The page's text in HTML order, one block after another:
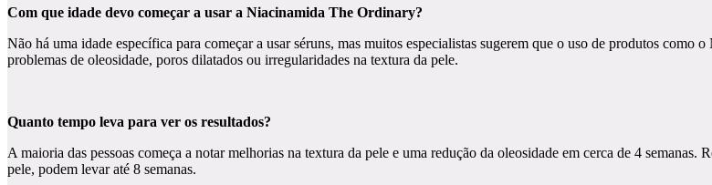
Com que idade devo começar a usar a Niacinamida The Ordinary?
Não há uma idade específica para começar a usar séruns, mas muitos especialistas sugerem que o uso de produtos
problemas de oleosidade, poros dilatados ou irregularidades na textura da pele.
Quanto tempo leva para ver os resultados?
A maioria das pessoas começa a notar melhorias na textura da pele e uma redução da oleosidade em cerca de 4
pele, podem levar até 8 semanas.